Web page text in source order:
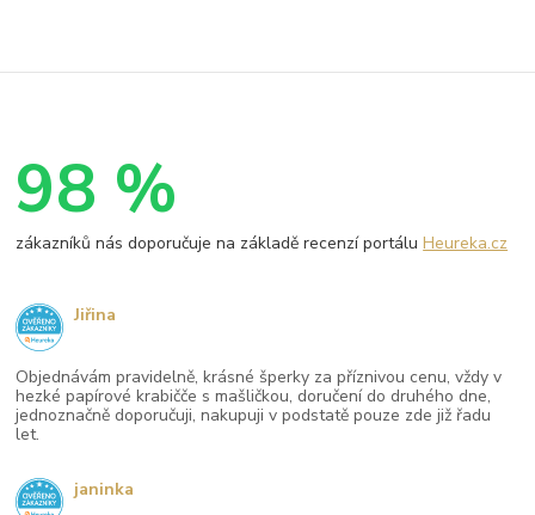
98 %
zákazníků nás doporučuje na základě recenzí portáluHeureka.cz
Objednávám pravidelně, krásné šperky za příznivou cenu, vždy v
hezké papírové krabičče s mašličkou, doručení do druhého dne,
jednoznačně doporučuji, nakupuji v podstatě pouze zde již řadu
let.
Jiřina
janinka